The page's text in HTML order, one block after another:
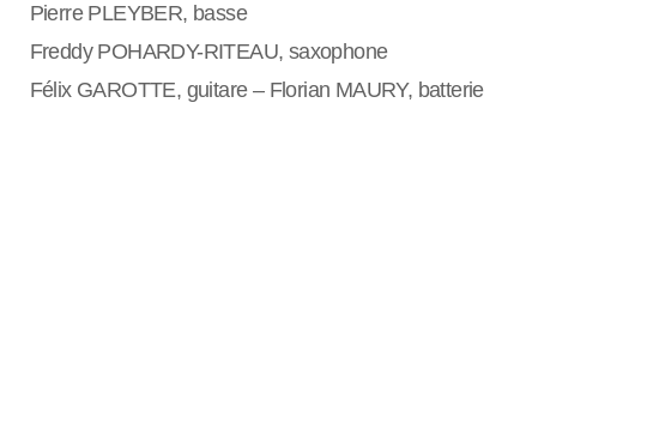
Pierre PLEYBER, basse
Freddy POHARDY-RITEAU, saxophone
Félix GAROTTE, guitare – Florian MAURY, batterie​